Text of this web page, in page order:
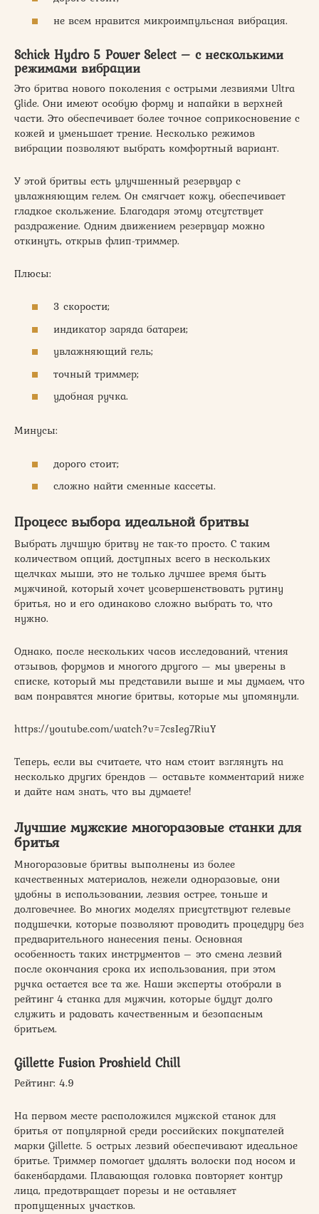
не всем нравится микроимпульсная вибрация.
Schick Hydro 5 Power Select – с несколькими
режимами вибрации
Это бритва нового поколения с острыми лезвиями Ultra
Glide. Они имеют особую форму и напайки в верхней
части. Это обеспечивает более точное соприкосновение с
кожей и уменьшает трение. Несколько режимов
вибрации позволяют выбрать комфортный вариант.
У этой бритвы есть улучшенный резервуар с
увлажняющим гелем. Он смягчает кожу, обеспечивает
гладкое скольжение. Благодаря этому отсутствует
раздражение. Одним движением резервуар можно
откинуть, открыв флип-триммер.
Плюсы:
3 скорости;
индикатор заряда батареи;
увлажняющий гель;
точный триммер;
удобная ручка.
Минусы:
дорого стоит;
сложно найти сменные кассеты.
Процесс выбора идеальной бритвы
Выбрать лучшую бритву не так-то просто. С таким
количеством опций, доступных всего в нескольких
щелчках мыши, это не только лучшее время быть
мужчиной, который хочет усовершенствовать рутину
бритья, но и его одинаково сложно выбрать то, что
нужно.
Однако, после нескольких часов исследований, чтения
отзывов, форумов и многого другого — мы уверены в
списке, который мы представили выше и мы думаем, что
вам понравятся многие бритвы, которые мы упомянули.
https://youtube.com/watch?v=7csIeg7RiuY
Теперь, если вы считаете, что нам стоит взглянуть на
несколько других брендов — оставьте комментарий ниже
и дайте нам знать, что вы думаете!
Лучшие мужские многоразовые станки для
бритья
Многоразовые бритвы выполнены из более
качественных материалов, нежели одноразовые, они
удобны в использовании, лезвия острее, тоньше и
долговечнее. Во многих моделях присутствуют гелевые
подушечки, которые позволяют проводить процедуру без
предварительного нанесения пены. Основная
особенность таких инструментов – это смена лезвий
после окончания срока их использования, при этом
ручка остается все та же. Наши эксперты отобрали в
рейтинг 4 станка для мужчин, которые будут долго
служить и радовать качественным и безопасным
бритьем.
Gillette Fusion Proshield Chill
Рейтинг: 4.9
На первом месте расположился мужской станок для
бритья от популярной среди российских покупателей
марки Gillette. 5 острых лезвий обеспечивают идеальное
бритье. Триммер помогает удалять волоски под носом и
бакенбардами. Плавающая головка повторяет контур
лица, предотвращает порезы и не оставляет
пропущенных участков.